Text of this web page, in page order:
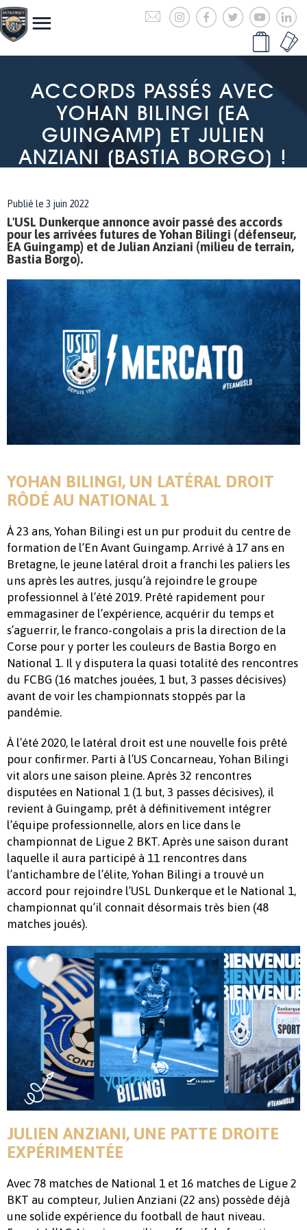
ACCORDS PASSÉS AVEC
YOHAN BILINGI (EA
GUINGAMP) ET JULIEN
ANZIANI (BASTIA BORGO) !
Publié le 3 juin 2022
L'USL Dunkerque annonce avoir passé des accords
pour les arrivées futures de Yohan Bilingi (défenseur,
EA Guingamp) et de Julian Anziani (milieu de terrain,
Bastia Borgo).
YOHAN BILINGI, UN LATÉRAL DROIT
RÔDÉ AU NATIONAL 1
À 23 ans, Yohan Bilingi est un pur produit du centre de
formation de l’En Avant Guingamp. Arrivé à 17 ans en
Bretagne, le jeune latéral droit a franchi les paliers les
uns après les autres, jusqu’à rejoindre le groupe
professionnel à l’été 2019. Prêté rapidement pour
emmagasiner de l’expérience, acquérir du temps et
s’aguerrir, le franco-congolais a pris la direction de la
Corse pour y porter les couleurs de Bastia Borgo en
National 1. Il y disputera la quasi totalité des rencontres
du FCBG (16 matches jouées, 1 but, 3 passes décisives)
avant de voir les championnats stoppés par la
pandémie.
À l’été 2020, le latéral droit est une nouvelle fois prêté
pour confirmer. Parti à l’US Concarneau, Yohan Bilingi
vit alors une saison pleine. Après 32 rencontres
disputées en National 1 (1 but, 3 passes décisives), il
revient à Guingamp, prêt à définitivement intégrer
l’équipe professionnelle, alors en lice dans le
championnat de Ligue 2 BKT. Après une saison durant
laquelle il aura participé à 11 rencontres dans
l’antichambre de l’élite, Yohan Bilingi a trouvé un
accord pour rejoindre l’USL Dunkerque et le National 1,
championnat qu’il connait désormais très bien (48
matches joués).
JULIEN ANZIANI, UNE PATTE DROITE
EXPÉRIMENTÉE
Avec 78 matches de National 1 et 16 matches de Ligue 2
BKT au compteur, Julien Anziani (22 ans) possède déjà
une solide expérience du football de haut niveau.